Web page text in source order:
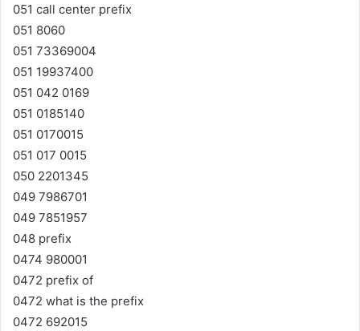
051 call center prefix
051 8060
051 73369004
051 19937400
051 042 0169
051 0185140
051 0170015
051 017 0015
050 2201345
049 7986701
049 7851957
048 prefix
0474 980001
0472 prefix of
0472 what is the prefix
0472 692015